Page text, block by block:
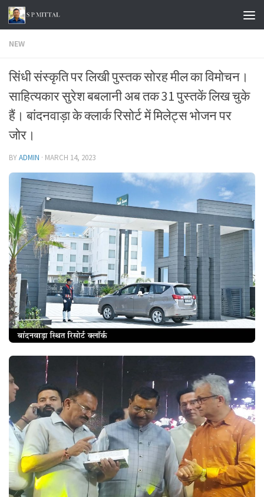
Skip to content
NEW
सिंधी संस्कृति पर लिखी पुस्तक सोरह मील का विमोचन।
साहित्यकार सुरेश बबलानी अब तक 31 पुस्तकें लिख चुके
हैं। बांदनवाड़ा के क्लार्क रिसोर्ट में मिलेट्स भोजन पर
जोर।
BYADMIN · MARCH 14, 2023